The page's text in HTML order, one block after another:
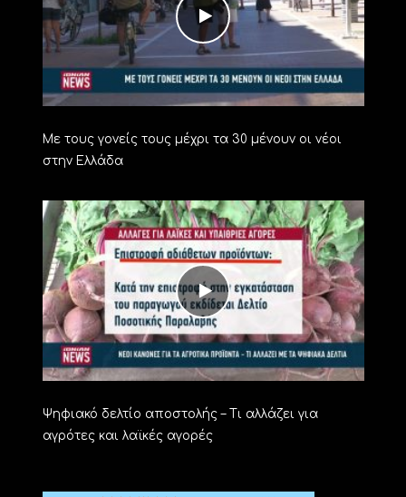
Με τους γονείς τους μέχρι τα 30 μένουν οι νέοι
στην Ελλάδα
Ψηφιακό δελτίο αποστολής – Τι αλλάζει για
αγρότες και λαϊκές αγορές